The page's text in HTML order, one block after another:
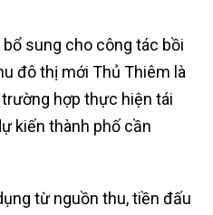
sung cho công tác bồi
đô thị mới Thủ Thiêm là
hợp thực hiện tái
kiến thành phố cần
từ nguồn thu, tiền đấu